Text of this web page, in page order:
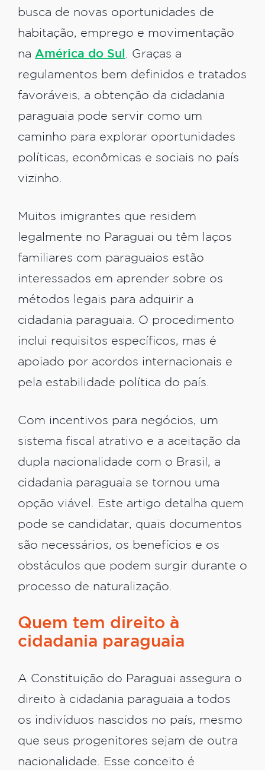
busca de novas oportunidades de
habitação, emprego e movimentação
na América do Sul . Graças a
regulamentos bem definidos e tratados
favoráveis, a obtenção da cidadania
paraguaia pode servir como um
caminho para explorar oportunidades
políticas, econômicas e sociais no país
vizinho.
Muitos imigrantes que residem
legalmente no Paraguai ou têm laços
familiares com paraguaios estão
interessados em aprender sobre os
métodos legais para adquirir a
cidadania paraguaia. O procedimento
inclui requisitos específicos, mas é
apoiado por acordos internacionais e
pela estabilidade política do país.
Com incentivos para negócios, um
sistema fiscal atrativo e a aceitação da
dupla nacionalidade com o Brasil, a
cidadania paraguaia se tornou uma
opção viável. Este artigo detalha quem
pode se candidatar, quais documentos
são necessários, os benefícios e os
obstáculos que podem surgir durante o
processo de naturalização.
Quem tem direito à
cidadania paraguaia
A Constituição do Paraguai assegura o
direito à cidadania paraguaia a todos
os indivíduos nascidos no país, mesmo
que seus progenitores sejam de outra
nacionalidade. Esse conceito é